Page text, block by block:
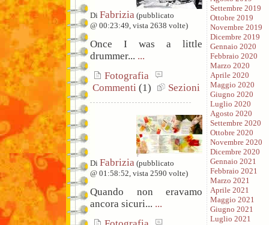
Di Fabrizia (pubblicato
@ 00:23:49, vista 2638 volte)
Once I was a little
drummer... ...
Fotografia
Commenti (1) Sezioni
Di Fabrizia (pubblicato
@ 01:58:52, vista 2590 volte)
Quando non eravamo
ancora sicuri... ...
Settembre 2019
Ottobre 2019
Novembre 2019
Dicembre 2019
Gennaio 2020
Febbraio 2020
Marzo 2020
Aprile 2020
Maggio 2020
Giugno 2020
Luglio 2020
Agosto 2020
Settembre 2020
Ottobre 2020
Novembre 2020
Dicembre 2020
Gennaio 2021
Febbraio 2021
Marzo 2021
Aprile 2021
Maggio 2021
Giugno 2021
Luglio 2021